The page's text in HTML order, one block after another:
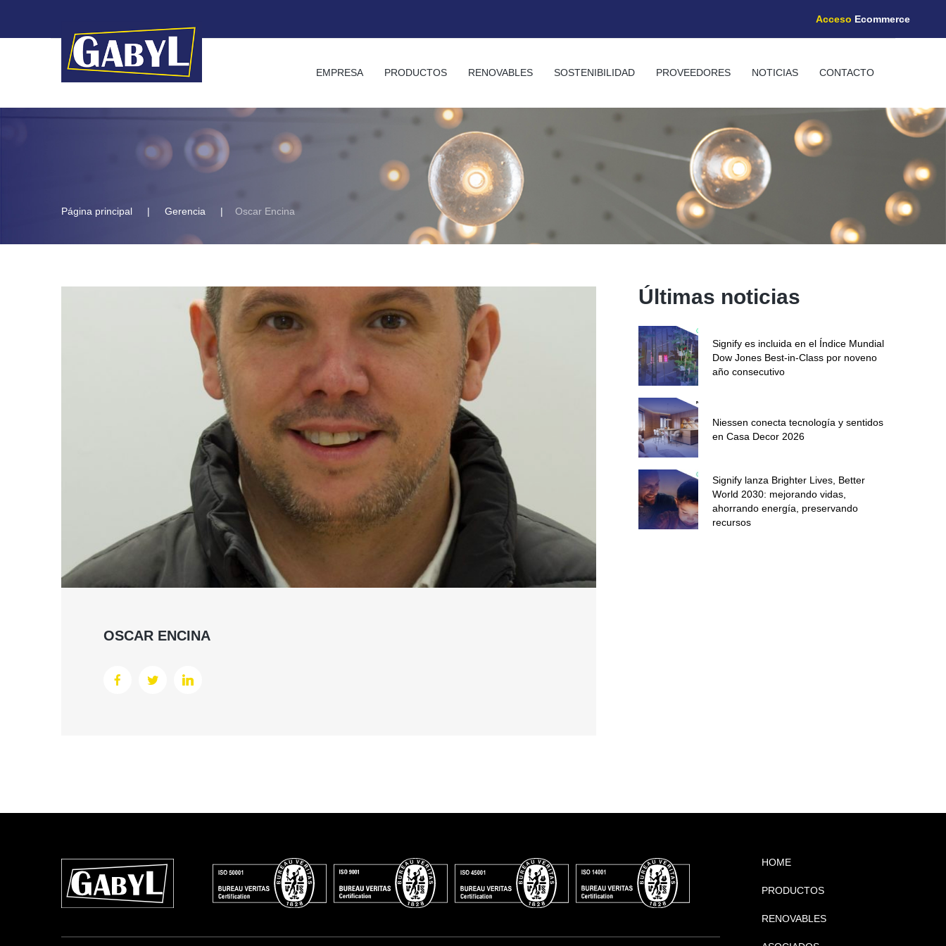
EMPRESA PRODUCTOS RENOVABLES SOSTENIBILIDAD PROVEEDORES NOTICIAS CONTACTO
Página principal Gerencia Oscar Encina
OSCAR ENCINA
Últimas noticias
Signify es incluida en el Índice Mundial
Dow Jones Best-in-Class por noveno
año consecutivo
Niessen conecta tecnología y sentidos
en Casa Decor 2026
Signify lanza Brighter Lives, Better
World 2030: mejorando vidas,
ahorrando energía, preservando
recursos
HOME
PRODUCTOS
RENOVABLES
Acceso Ecommerce